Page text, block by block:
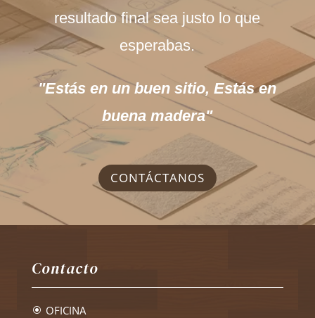
resultado final sea justo lo que
esperabas.
"Estás en un buen sitio, Estás en
buena madera"
CONTÁCTANOS
Contacto
\ OFICINA